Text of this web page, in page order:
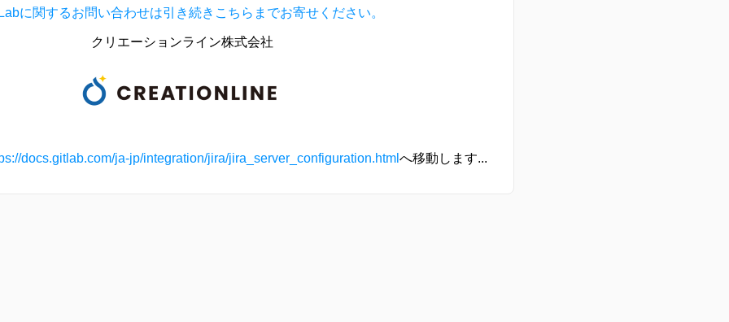
に関するお問い合わせは引き続きこちらまでお寄せください。
クリエーションライン株式会社
docs.gitlab.com/ja-jp/integration/jira/jira_server_configuration.html へ移動します...